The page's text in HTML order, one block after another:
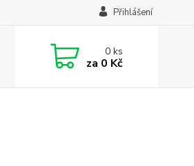
Přihlášení
0ks
za 0 Kč